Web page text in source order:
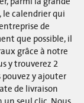
le calendrier qui
de
que possible, il
grâce à notre
y trouverez 2
pouvez y ajouter
de livraison